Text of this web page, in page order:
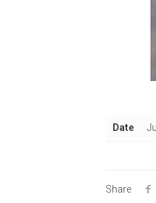
Date
Share